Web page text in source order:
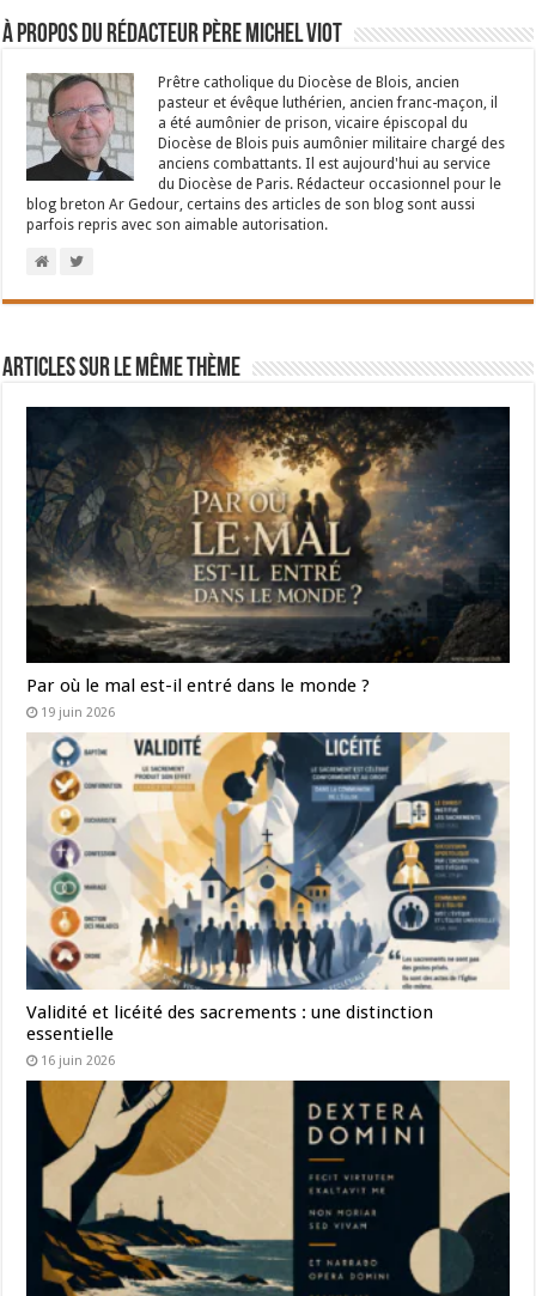
À propos du rédacteur Père Michel Viot
Prêtre catholique du Diocèse de Blois, ancien
pasteur et évêque luthérien, ancien franc-maçon, il
a été aumônier de prison, vicaire épiscopal du
Diocèse de Blois puis aumônier militaire chargé des
anciens combattants. Il est aujourd'hui au service
du Diocèse de Paris. Rédacteur occasionnel pour le
blog breton Ar Gedour, certains des articles de son blog sont aussi
parfois repris avec son aimable autorisation.
Articles sur le même thème
Par où le mal est-il entré dans le monde ?
19 juin 2026
Validité et licéité des sacrements : une distinction
essentielle
16 juin 2026